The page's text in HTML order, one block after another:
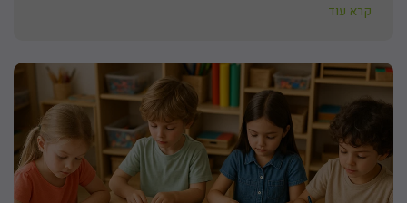
קרא עוד